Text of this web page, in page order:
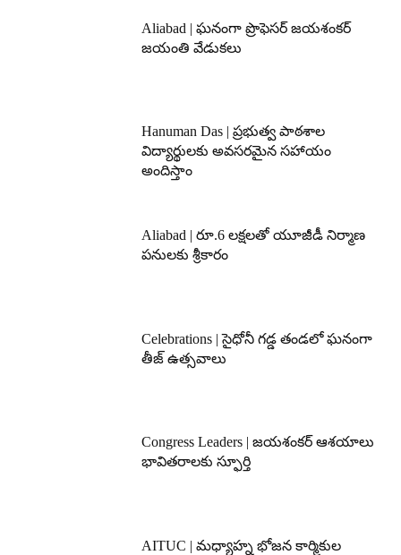
Aliabad | ఘనంగా ప్రొఫెసర్ జయశంకర్
జయంతి వేడుకలు
Hanuman Das | ప్రభుత్వ పాఠశాల
విద్యార్థులకు అవసరమైన సహాయం
అందిస్తాం
Aliabad | రూ.6 లక్షలతో యూజీడీ నిర్మాణ
పనులకు శ్రీకారం
Celebrations | సైధోనీ గడ్డ తండలో ఘనంగా
తీజ్ ఉత్సవాలు
Congress Leaders | జయశంకర్ ఆశయాలు
భావితరాలకు స్ఫూర్తి
AITUC | మధ్యాహ్న భోజన కార్మికుల